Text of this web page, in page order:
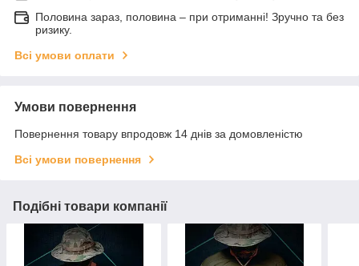
Половина зараз, половина – при отриманні! Зручно та без
ризику.
Всі умови оплати
Умови повернення
Повернення товару впродовж 14 днів за домовленістю
Всі умови повернення
Подібні товари компанії